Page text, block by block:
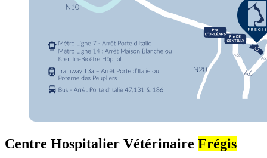
Centre Hospitalier Vétérinaire Frégis